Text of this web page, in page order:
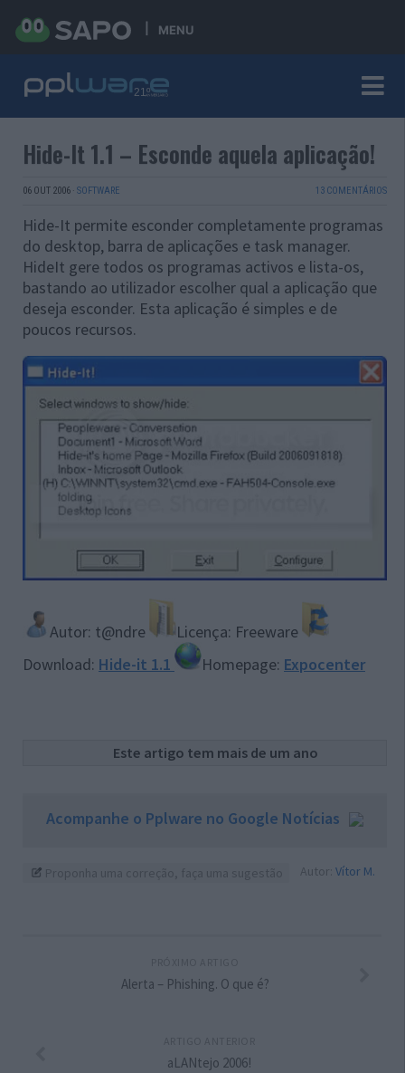
MENU
Hide-It 1.1 – Esconde aquela aplicação!
06 OUT 2006 · SOFTWARE 13 COMENTÁRIOS
Hide-It permite esconder completamente programas
do desktop, barra de aplicações e task manager.
HideIt gere todos os programas activos e lista-os,
bastando ao utilizador escolher qual a aplicação que
deseja esconder. Esta aplicação é simples e de
poucos recursos.
Autor: t@ndre
Licença: Freeware
Download: Hide-it 1.1 Homepage: Expocenter
Este artigo tem mais de um ano
Acompanhe o Pplware no Google Notícias
Autor:Vítor M.
Alerta – Phishing. O que é?
aLANtejo 2006!